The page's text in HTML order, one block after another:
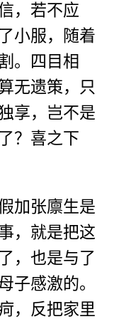
，若不应
小服，随着
。四目相
无遗策，只
享，岂不是
？喜之下
加张廪生是
，就是把这
，也是与了
子感激的。
，反把家里